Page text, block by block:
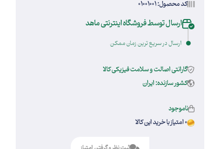
کد محصول: 01001001
ارسال توسط فروشگاه اینترنتی ماهد
ارسال در سریع ترین زمان ممکن
گارانتی اصالت و سلامت فیزیکی کالا
کشور سازنده: ایران
ناموجود
0 امتیاز با خرید این کالا